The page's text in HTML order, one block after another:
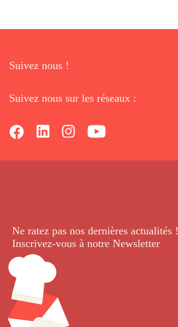
Suivez nous !
Suivez nous sur les réseaux :
Ne ratez pas nos dernières actualités !
Inscrivez-vous à notre Newsletter.